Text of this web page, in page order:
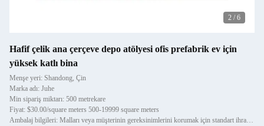
2 / 6
Hafif çelik ana çerçeve depo atölyesi ofis prefabrik ev için
yüksek katlı bina
Menşe yeri: Shandong, Çin
Marka adı: Juhe
Min sipariş miktarı: 500 metrekare
Fiyat: $30.00/square meters 500-19999 square meters
Ambalaj bilgileri: Malları veya müşterinin gereksinimlerini korumak için standart ihracat paketi